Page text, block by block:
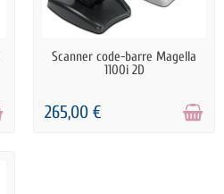
RUPTURE DE STOCK
Scanner code-barre Magella
1100i 2D
265,00 €